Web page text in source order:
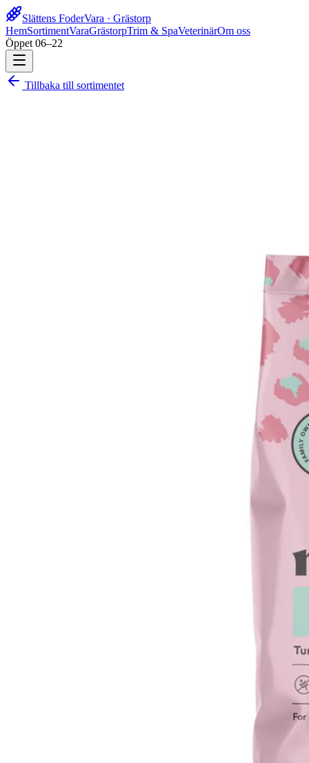
Slättens FoderVara · Grästorp
HemSortimentVaraGrästorpTrim & SpaVeterinärOm oss
Öppet 06–22
Tillbaka till sortimentet